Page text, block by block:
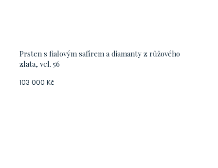
Prsten s fialovým safírem a diamanty z růžového
zlata, vel. 56
103 000 Kč